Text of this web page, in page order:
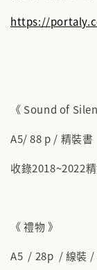
https://
《 Sound of
A5/ 88 p / 精裝書
收錄2018~2022
《 禮物 》
A5 / 28p / 線裝 /